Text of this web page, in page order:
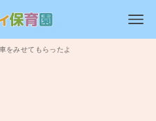
をみせてもらったよ